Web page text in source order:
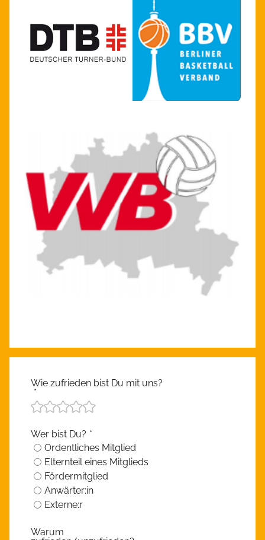
Wie zufrieden bist Du mit uns?
*
Wer bist Du? *
Ordentliches Mitglied
Elternteil eines Mitglieds
Fördermitglied
Anwärter:in
Externe:r
Warum